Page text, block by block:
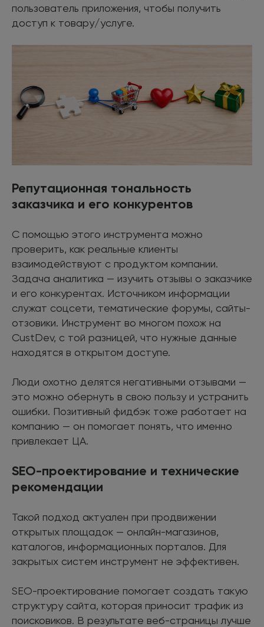
пользователь приложения, чтобы получить
доступ к товару/услуге.
Репутационная тональность
заказчика и его конкурентов
С помощью этого инструмента можно
проверить, как реальные клиенты
взаимодействуют с продуктом компании.
Задача аналитика — изучить отзывы о заказчике
и его конкурентах. Источником информации
служат соцсети, тематические форумы, сайты-
отзовики. Инструмент во многом похож на
CustDev, с той разницей, что нужные данные
находятся в открытом доступе.
Люди охотно делятся негативными отзывами —
это можно обернуть в свою пользу и устранить
ошибки. Позитивный фидбэк тоже работает на
компанию — он помогает понять, что именно
привлекает ЦА.
SEO-проектирование и технические
рекомендации
Такой подход актуален при продвижении
открытых площадок — онлайн-магазинов,
каталогов, информационных порталов. Для
закрытых систем инструмент не эффективен.
SEO-проектирование помогает создать такую
структуру сайта, которая приносит трафик из
поисковиков. В результате веб-страницы лучше